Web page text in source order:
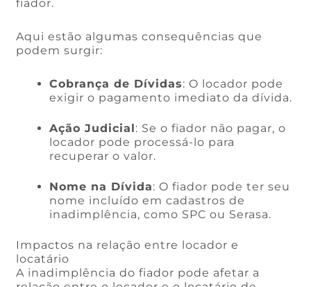
fiador.
Aqui estão algumas consequências que
podem surgir:
Cobrança de Dívidas: O locador pode
exigir o pagamento imediato da dívida.
Ação Judicial: Se o fiador não pagar, o
locador pode processá-lo para
recuperar o valor.
Nome na Dívida: O fiador pode ter seu
nome incluído em cadastros de
inadimplência, como SPC ou Serasa.
Impactos na relação entre locador e
locatário
A inadimplência do fiador pode afetar a